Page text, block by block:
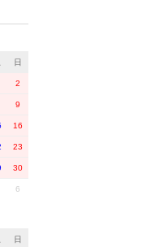
日
2
9
16
23
30
6
日